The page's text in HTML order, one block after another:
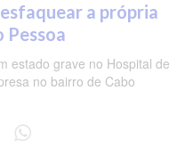
a própria
Pessoa
estado grave no Hospital de
no bairro de Cabo